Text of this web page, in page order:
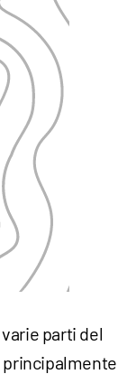
parti del
principalmente